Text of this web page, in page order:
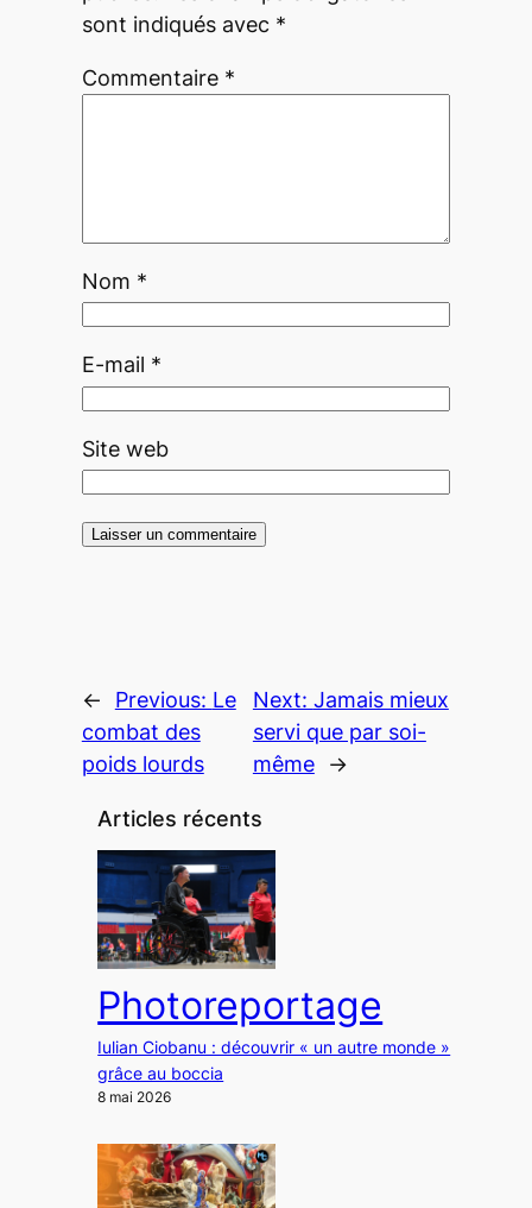
sont indiqués avec *
Commentaire *
Nom *
E-mail *
Site web
← Previous: Le
combat des
poids lourds
Next: Jamais mieux
servi que par soi-
même
→
Articles récents
Photoreportage
Iulian Ciobanu : découvrir « un autre monde »
grâce au boccia
8 mai 2026